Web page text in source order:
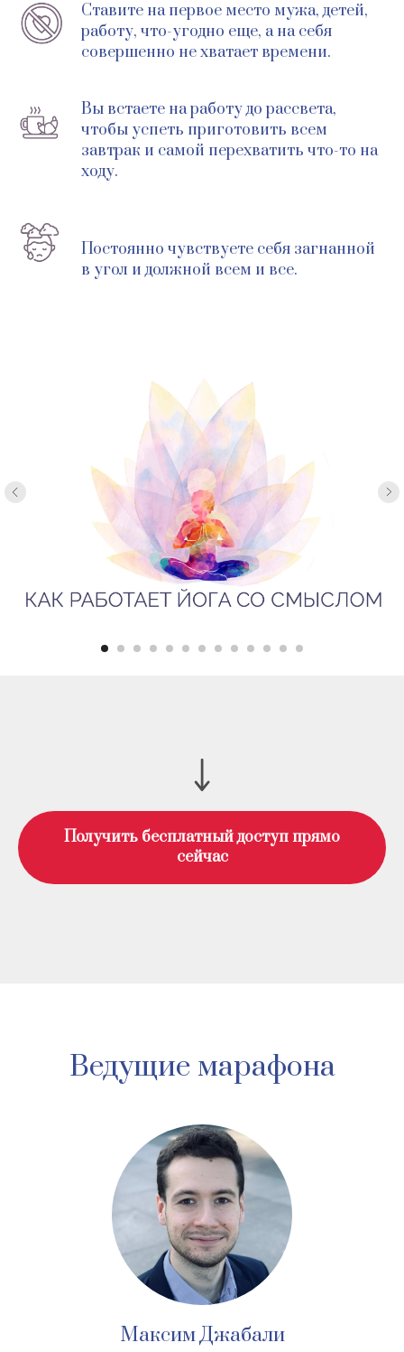
Ставите на первое место мужа, детей,
работу, что-угодно еще, а на себя
совершенно не хватает времени.
Вы встаете на работу до рассвета,
чтобы успеть приготовить всем
завтрак и самой перехватить что-то на
ходу.
Постоянно чувствуете себя загнанной
в угол и должной всем и все.
Получить бесплатный доступ прямо
сейчас
Ведущие марафона
Максим Джабали